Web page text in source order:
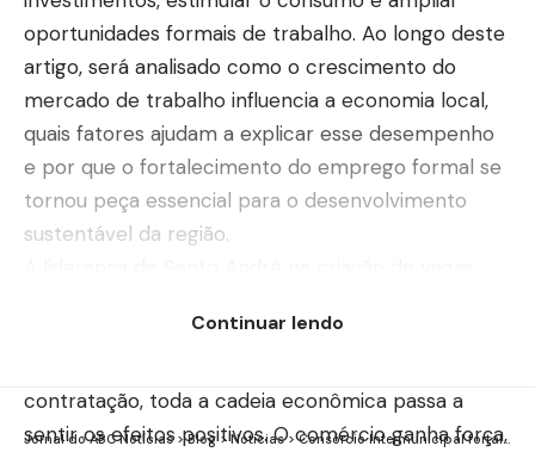
oportunidades formais de trabalho. Ao longo deste
artigo, será analisado como o crescimento do
mercado de trabalho influencia a economia local,
quais fatores ajudam a explicar esse desempenho
e por que o fortalecimento do emprego formal se
tornou peça essencial para o desenvolvimento
sustentável da região.
números divulgados em relatórios econômicos.
contratação, toda a cadeia econômica passa a
sentir os efeitos positivos. O comércio ganha força,
Continuar lendo
Jornal do ABC Notícias>Blog>Noticias>Consórcio Intermunicipal fortalece segurança pública no ABCD com novas motocicletas para as GCMs